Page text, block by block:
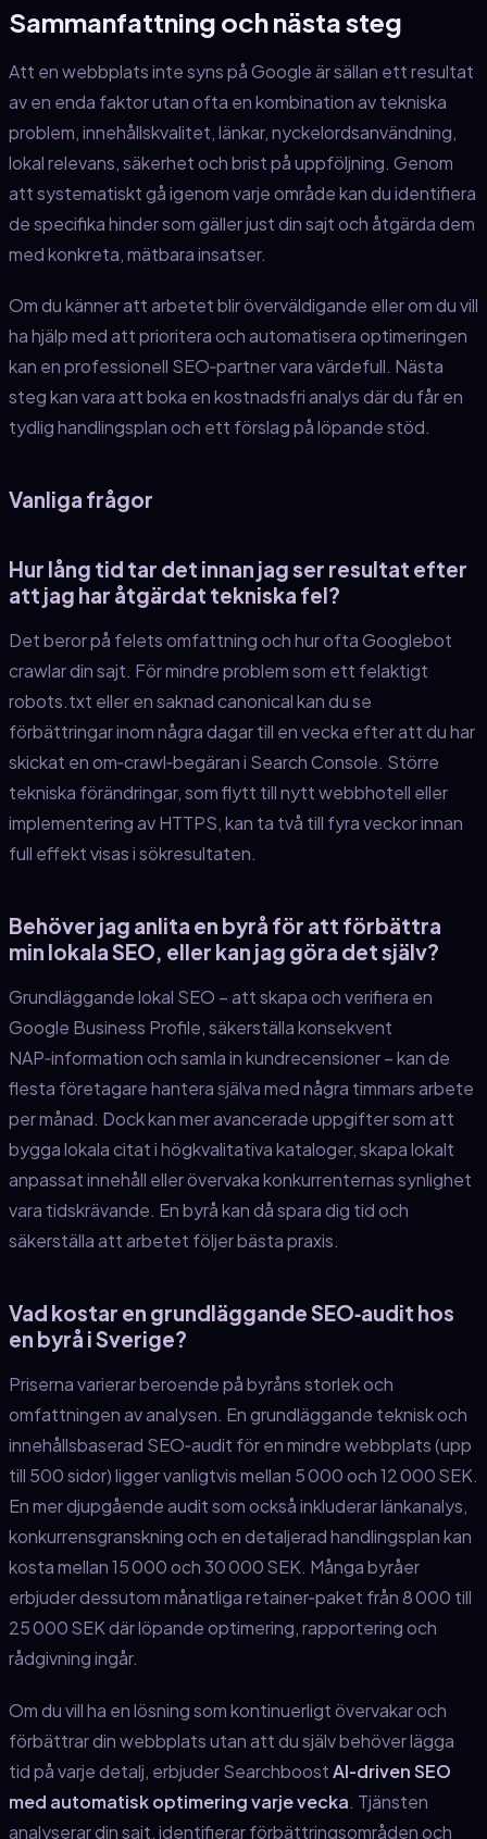
Sammanfattning och nästa steg
Att en webbplats inte syns på Google är sällan ett resultat
av en enda faktor utan ofta en kombination av tekniska
problem, innehållskvalitet, länkar, nyckelordsanvändning,
lokal relevans, säkerhet och brist på uppföljning. Genom
att systematiskt gå igenom varje område kan du identifiera
de specifika hinder som gäller just din sajt och åtgärda dem
med konkreta, mätbara insatser.
Om du känner att arbetet blir överväldigande eller om du vill
ha hjälp med att prioritera och automatisera optimeringen
kan en professionell SEO‑partner vara värdefull. Nästa
steg kan vara att boka en kostnadsfri analys där du får en
tydlig handlingsplan och ett förslag på löpande stöd.
Vanliga frågor
Hur lång tid tar det innan jag ser resultat efter
att jag har åtgärdat tekniska fel?
Det beror på felets omfattning och hur ofta Googlebot
crawlar din sajt. För mindre problem som ett felaktigt
robots.txt eller en saknad canonical kan du se
förbättringar inom några dagar till en vecka efter att du har
skickat en om‑crawl‑begäran i Search Console. Större
tekniska förändringar, som flytt till nytt webbhotell eller
implementering av HTTPS, kan ta två till fyra veckor innan
full effekt visas i sökresultaten.
Behöver jag anlita en byrå för att förbättra
min lokala SEO, eller kan jag göra det själv?
Grundläggande lokal SEO – att skapa och verifiera en
Google Business Profile, säkerställa konsekvent
NAP‑information och samla in kundrecensioner – kan de
flesta företagare hantera själva med några timmars arbete
per månad. Dock kan mer avancerade uppgifter som att
bygga lokala citat i högkvalitativa kataloger, skapa lokalt
anpassat innehåll eller övervaka konkurrenternas synlighet
vara tidskrävande. En byrå kan då spara dig tid och
säkerställa att arbetet följer bästa praxis.
Vad kostar en grundläggande SEO‑audit hos
en byrå i Sverige?
Priserna varierar beroende på byråns storlek och
omfattningen av analysen. En grundläggande teknisk och
innehållsbaserad SEO‑audit för en mindre webbplats (upp
till 500 sidor) ligger vanligtvis mellan 5 000 och 12 000 SEK.
En mer djupgående audit som också inkluderar länkanalys,
konkurrensgranskning och en detaljerad handlingsplan kan
kosta mellan 15 000 och 30 000 SEK. Många byråer
erbjuder dessutom månatliga retainer‑paket från 8 000 till
25 000 SEK där löpande optimering, rapportering och
rådgivning ingår.
Om du vill ha en lösning som kontinuerligt övervakar och
förbättrar din webbplats utan att du själv behöver lägga
tid på varje detalj, erbjuder SearchboostAI‑driven SEO
med automatisk optimering varje vecka. Tjänsten
analyserar din sajt, identifierar förbättringsområden och